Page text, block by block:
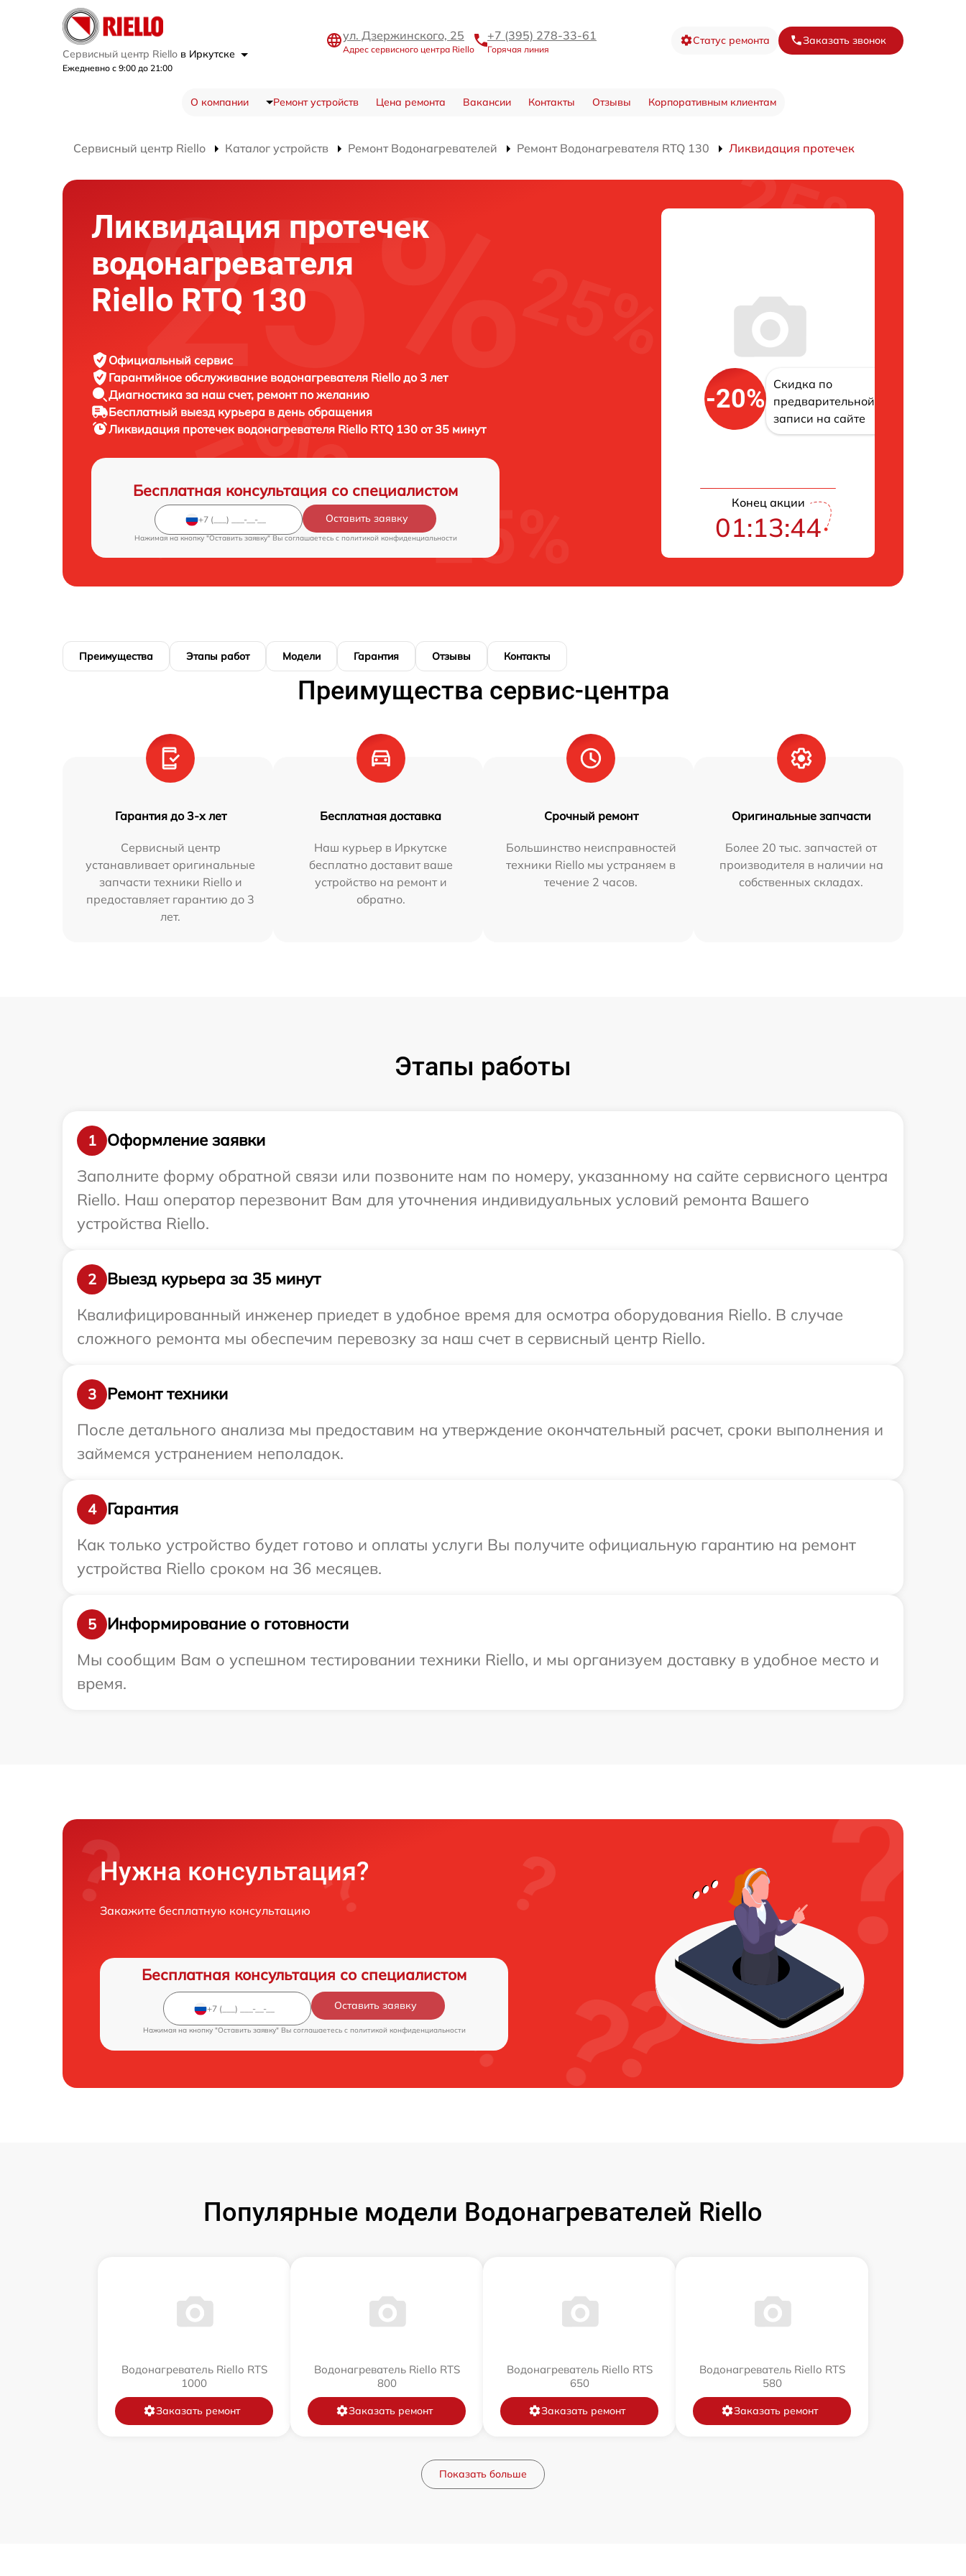
Сервисный центр Riello в Иркутске
Ежедневно с 9:00 до 21:00
ул. Дзержинского, 25
Адрес сервисного центра Riello
+7 (395) 278-33-61
Горячая линия
Статус ремонта Заказать звонок
О компании Ремонт устройств Цена ремонта Вакансии Контакты Отзывы Корпоративным клиентам
Сервисный центр Riello Каталог устройств Ремонт Водонагревателей Ремонт Водонагревателя RTQ 130 Ликвидация протечек
Ликвидация протечек
водонагревателя
Riello RTQ 130
Официальный сервис
Гарантийное обслуживание водонагревателя Riello до 3 лет
Диагностика за наш счет, ремонт по желанию
Бесплатный выезд курьера в день обращения
Ликвидация протечек водонагревателя Riello RTQ 130 от 35 минут
Бесплатная консультация со специалистом
Оставить заявку
Нажимая на кнопку "Оставить заявку" Вы соглашаетесь c политикой конфиденциальности
-20%
Скидка по
предварительной
записи на сайте
Конец акции
01:13:43
Преимущества Этапы работ Модели Гарантия Отзывы Контакты
Преимущества сервис-центра
Гарантия до 3-х лет
Сервисный центр
устанавливает оригинальные
запчасти техники Riello и
предоставляет гарантию до 3
лет.
Бесплатная доставка
Наш курьер в Иркутске
бесплатно доставит ваше
устройство на ремонт и
обратно.
Срочный ремонт
Большинство неисправностей
техники Riello мы устраняем в
течение 2 часов.
Оригинальные запчасти
Более 20 тыс. запчастей от
производителя в наличии на
собственных складах.
Этапы работы
1
Оформление заявки
Заполните форму обратной связи или позвоните нам по номеру, указанному на сайте сервисного центра
Riello. Наш оператор перезвонит Вам для уточнения индивидуальных условий ремонта Вашего
устройства Riello.
2
Выезд курьера за 35 минут
Квалифицированный инженер приедет в удобное время для осмотра оборудования Riello. В случае
сложного ремонта мы обеспечим перевозку за наш счет в сервисный центр Riello.
3
Ремонт техники
После детального анализа мы предоставим на утверждение окончательный расчет, сроки выполнения и
займемся устранением неполадок.
4
Гарантия
Как только устройство будет готово и оплаты услуги Вы получите официальную гарантию на ремонт
устройства Riello сроком на 36 месяцев.
5
Информирование о готовности
Мы сообщим Вам о успешном тестировании техники Riello, и мы организуем доставку в удобное место и
время.
Нужна консультация?
Закажите бесплатную консультацию
Бесплатная консультация со специалистом
Оставить заявку
Нажимая на кнопку "Оставить заявку" Вы соглашаетесь c политикой конфиденциальности
Популярные модели Водонагревателей Riello
Водонагреватель Riello RTS
1000
Заказать ремонт
Водонагреватель Riello RTS
800
Заказать ремонт
Водонагреватель Riello RTS
650
Заказать ремонт
Водонагреватель Riello RTS
580
Заказать ремонт
Показать больше